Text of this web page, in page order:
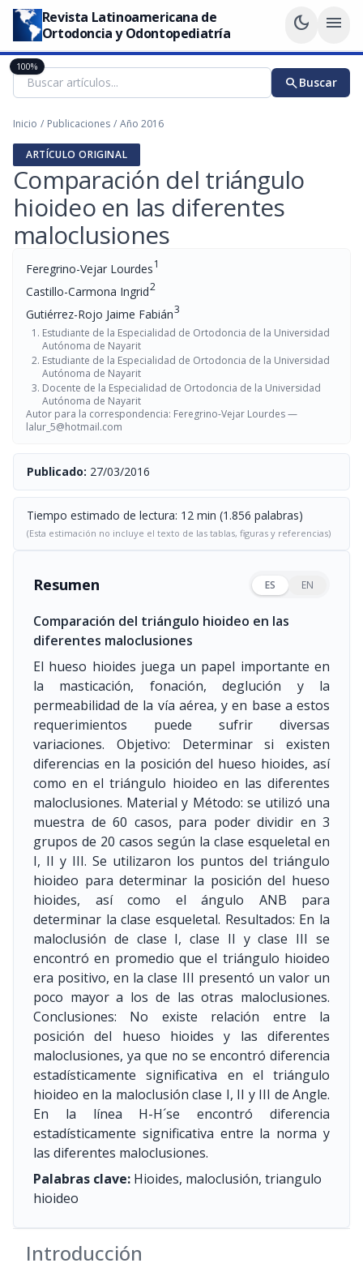
Revista Latinoamericana de
Ortodoncia y Odontopediatría
dark_mode menu
searchBuscar
Inicio / Publicaciones / Año 2016
ARTÍCULO ORIGINAL
Comparación del triángulo
hioideo en las diferentes
maloclusiones
Feregrino-Vejar Lourdes1
Castillo-Carmona Ingrid2
Gutiérrez-Rojo Jaime Fabián3
Estudiante de la Especialidad de Ortodoncia de la Universidad
Autónoma de Nayarit
Estudiante de la Especialidad de Ortodoncia de la Universidad
Autónoma de Nayarit
Docente de la Especialidad de Ortodoncia de la Universidad
Autónoma de Nayarit
Autor para la correspondencia: Feregrino-Vejar Lourdes —
lalur_5@hotmail.com
Publicado: 27/03/2016
Tiempo estimado de lectura: 12 min (1.856 palabras)
(Esta estimación no incluye el texto de las tablas, figuras y referencias)
Resumen ES EN
Comparación del triángulo hioideo en las
diferentes maloclusiones
El hueso hioides juega un papel importante en
la masticación, fonación, deglución y la
permeabilidad de la vía aérea, y en base a estos
requerimientos puede sufrir diversas
variaciones. Objetivo: Determinar si existen
diferencias en la posición del hueso hioides, así
como en el triángulo hioideo en las diferentes
maloclusiones. Material y Método: se utilizó una
muestra de 60 casos, para poder dividir en 3
grupos de 20 casos según la clase esqueletal en
I, II y III. Se utilizaron los puntos del triángulo
hioideo para determinar la posición del hueso
hioides, así como el ángulo ANB para
determinar la clase esqueletal. Resultados: En la
maloclusión de clase I, clase II y clase III se
encontró en promedio que el triángulo hioideo
era positivo, en la clase III presentó un valor un
poco mayor a los de las otras maloclusiones.
Conclusiones: No existe relación entre la
posición del hueso hioides y las diferentes
maloclusiones, ya que no se encontró diferencia
estadísticamente significativa en el triángulo
hioideo en la maloclusión clase I, II y III de Angle.
En la línea H-H´se encontró diferencia
estadísticamente significativa entre la norma y
las diferentes maloclusiones.
Palabras clave: Hioides, maloclusión, triangulo
hioideo
Introducción
100%